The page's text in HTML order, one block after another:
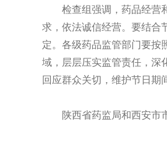
检查组强调，药品经营和
求，依法诚信经营。要结合
定。各级药品监管部门要按
域，层层压实监管责任，深
回应群众关切，维护节日期
陕西省药监局和西安市市